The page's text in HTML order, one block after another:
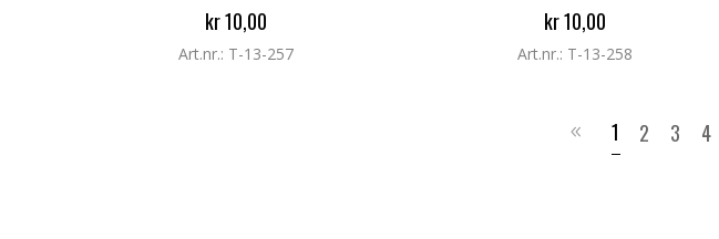
kr 10,00
Art.nr.: T-13-257
kr 10,00
Art.nr.: T-13-258
1 2 3 4